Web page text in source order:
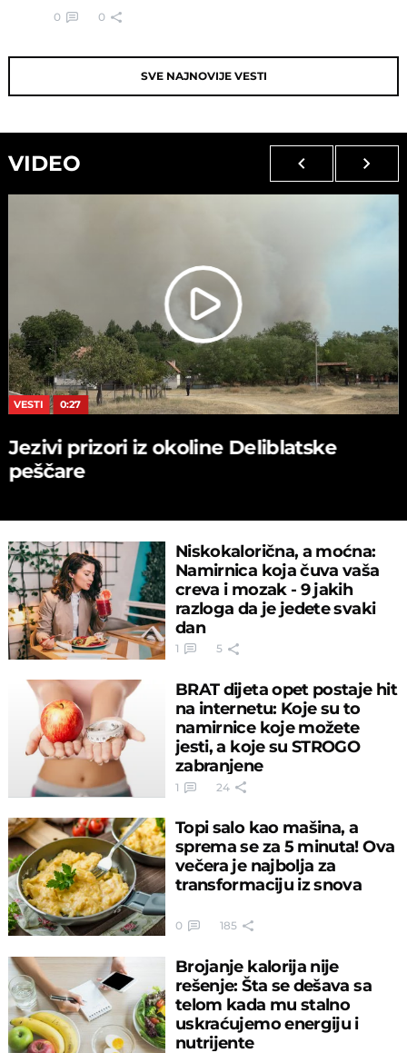
0 0
SVE NAJNOVIJE VESTI
VIDEO
VESTI 0:27
Jezivi prizori iz okoline Deliblatske
peščare
Niskokalorična, a moćna:
Namirnica koja čuva vaša
creva i mozak - 9 jakih
razloga da je jedete svaki
dan
1 5
BRAT dijeta opet postaje hit
na internetu: Koje su to
namirnice koje možete
jesti, a koje su STROGO
zabranjene
1 24
Topi salo kao mašina, a
sprema se za 5 minuta! Ova
večera je najbolja za
transformaciju iz snova
0 185
Brojanje kalorija nije
rešenje: Šta se dešava sa
telom kada mu stalno
uskraćujemo energiju i
nutrijente